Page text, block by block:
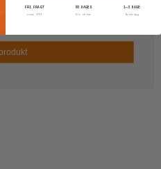
FRI FRAGT
over 399
30 DAGES
fri retur
1–3 DAGE
levering